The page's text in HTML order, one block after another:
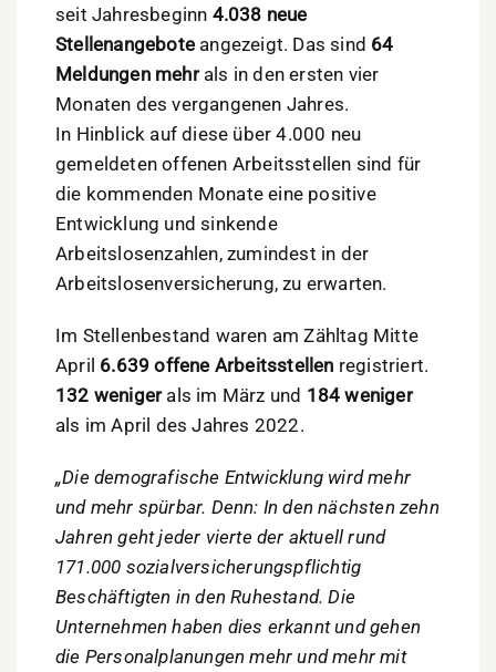
seit Jahresbeginn 4.038 neue
Stellenangebote angezeigt. Das sind 64
Meldungen mehrals in den ersten vier
Monaten des vergangenen Jahres.
In Hinblick auf diese über 4.000 neu
gemeldeten offenen Arbeitsstellen sind für
die kommenden Monate eine positive
Entwicklung und sinkende
Arbeitslosenzahlen, zumindest in der
Arbeitslosenversicherung, zu erwarten.
Im Stellenbestand waren am Zähltag Mitte
April 6.639 offene Arbeitsstellen registriert.
132 wenigerals im März und 184 weniger
als im April des Jahres 2022.
„Die demografische Entwicklung wird mehr
und mehr spürbar. Denn: In den nächsten zehn
Jahren geht jeder vierte der aktuell rund
171.000 sozialversicherungspflichtig
Beschäftigten in den Ruhestand. Die
Unternehmen haben dies erkannt und gehen
die Personalplanungen mehr und mehr mit